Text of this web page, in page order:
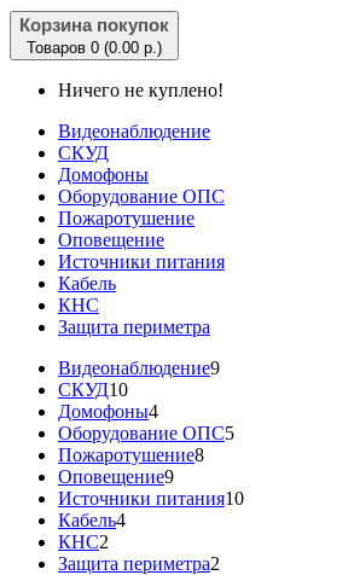
Корзина покупок
Товаров 0 (0.00 р.)
Ничего не куплено!
Видеонаблюдение
СКУД
Домофоны
Оборудование ОПС
Пожаротушение
Оповещение
Источники питания
Кабель
КНС
Защита периметра
Видеонаблюдение9
СКУД10
Домофоны4
Оборудование ОПС5
Пожаротушение8
Оповещение9
Источники питания10
Кабель4
КНС2
Защита периметра2